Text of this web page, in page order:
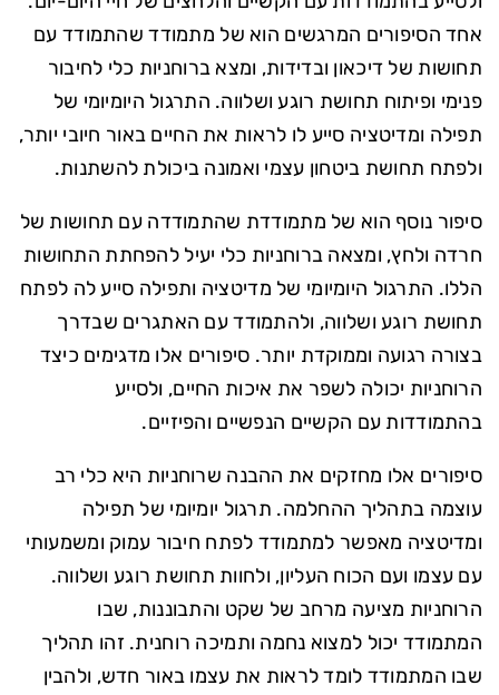
אחד הסיפורים המרגשים הוא של מתמודד שהתמודד עם
תחושות של דיכאון ובדידות, ומצא ברוחניות כלי לחיבור
פנימי ופיתוח תחושת רוגע ושלווה. התרגול היומיומי של
תפילה ומדיטציה סייע לו לראות את החיים באור חיובי יותר,
ולפתח תחושת ביטחון עצמי ואמונה ביכולת להשתנות.
סיפור נוסף הוא של מתמודדת שהתמודדה עם תחושות של
חרדה ולחץ, ומצאה ברוחניות כלי יעיל להפחתת התחושות
הללו. התרגול היומיומי של מדיטציה ותפילה סייע לה לפתח
תחושת רוגע ושלווה, ולהתמודד עם האתגרים שבדרך
בצורה רגועה וממוקדת יותר. סיפורים אלו מדגימים כיצד
הרוחניות יכולה לשפר את איכות החיים, ולסייע
בהתמודדות עם הקשיים הנפשיים והפיזיים.
סיפורים אלו מחזקים את ההבנה שרוחניות היא כלי רב
עוצמה בתהליך ההחלמה. תרגול יומיומי של תפילה
ומדיטציה מאפשר למתמודד לפתח חיבור עמוק ומשמעותי
עם עצמו ועם הכוח העליון, ולחוות תחושת רוגע ושלווה.
הרוחניות מציעה מרחב של שקט והתבוננות, שבו
המתמודד יכול למצוא נחמה ותמיכה רוחנית. זהו תהליך
שבו המתמודד לומד לראות את עצמו באור חדש, ולהבין